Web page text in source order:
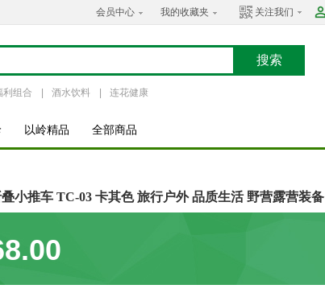
会员中心 我的收藏夹 关注我们
搜索
利组合 酒水饮料 连花健康
以岭精品 全部商品
小推车 TC-03 卡其色 旅行户外 品质生活 野营露营装备